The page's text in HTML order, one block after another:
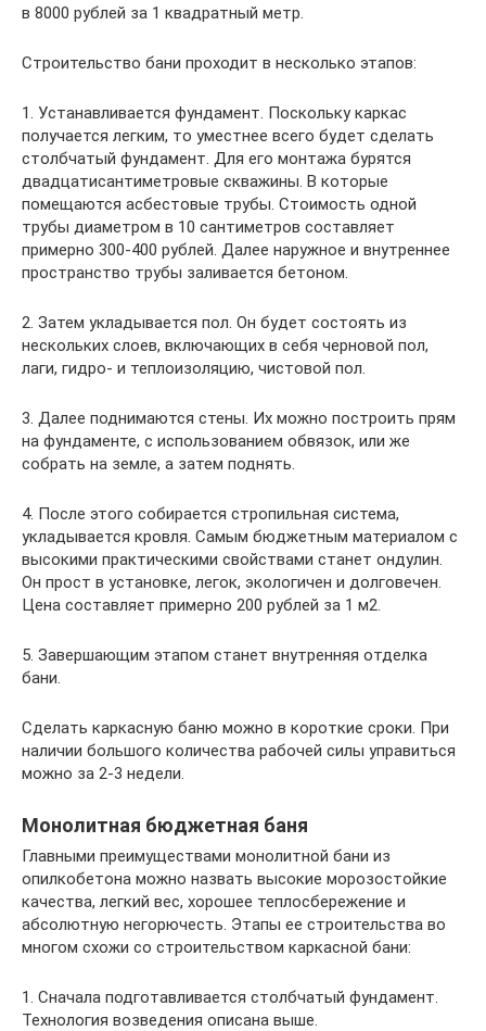
в 8000 рублей за 1 квадратный метр.
Строительство бани проходит в несколько этапов:
1. Устанавливается фундамент. Поскольку каркас
получается легким, то уместнее всего будет сделать
столбчатый фундамент. Для его монтажа бурятся
двадцатисантиметровые скважины. В которые
помещаются асбестовые трубы. Стоимость одной
трубы диаметром в 10 сантиметров составляет
примерно 300-400 рублей. Далее наружное и внутреннее
пространство трубы заливается бетоном.
2. Затем укладывается пол. Он будет состоять из
нескольких слоев, включающих в себя черновой пол,
лаги, гидро- и теплоизоляцию, чистовой пол.
3. Далее поднимаются стены. Их можно построить прям
на фундаменте, с использованием обвязок, или же
собрать на земле, а затем поднять.
4. После этого собирается стропильная система,
укладывается кровля. Самым бюджетным материалом с
высокими практическими свойствами станет ондулин.
Он прост в установке, легок, экологичен и долговечен.
Цена составляет примерно 200 рублей за 1 м2.
5. Завершающим этапом станет внутренняя отделка
бани.
Сделать каркасную баню можно в короткие сроки. При
наличии большого количества рабочей силы управиться
можно за 2-3 недели.
Монолитная бюджетная баня
Главными преимуществами монолитной бани из
опилкобетона можно назвать высокие морозостойкие
качества, легкий вес, хорошее теплосбережение и
абсолютную негорючесть. Этапы ее строительства во
многом схожи со строительством каркасной бани:
1. Сначала подготавливается столбчатый фундамент.
Технология возведения описана выше.